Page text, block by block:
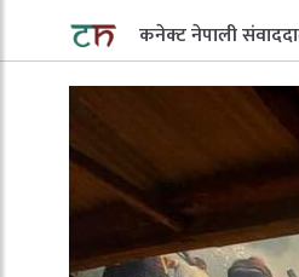
कनेक्ट नेपाली